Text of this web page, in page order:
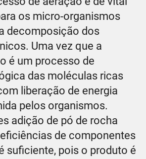
os micro-organismos
decomposição dos
Uma vez que a
é um processo de
das moléculas ricas
liberação de energia
pelos organismos.
adição de pó de rocha
de componentes
suficiente, pois o produto é